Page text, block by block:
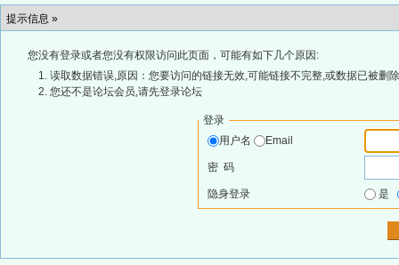
提示信息 »
您没有登录或者您没有权限访问此页面，可能有如下几个原因:
读取数据错误,原因：您要访问的链接无效,可能链接不完整,或数据已被删
您还不是论坛会员,请先登录论坛
登录
用户名
Email
密 码
隐身登录 是